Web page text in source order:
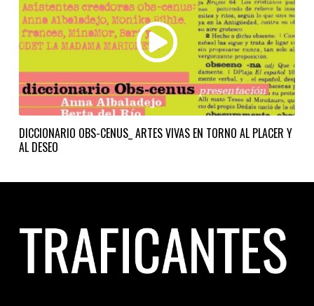
DICCIONARIO OBS-CENUS_ ARTES VIVAS EN TORNO AL PLACER Y
AL DESEO